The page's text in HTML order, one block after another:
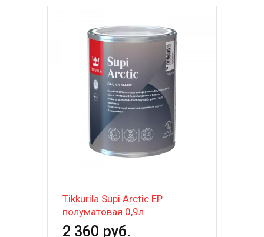
Tikkurila Supi Arctic EP
полуматовая 0,9л
2 360 руб.